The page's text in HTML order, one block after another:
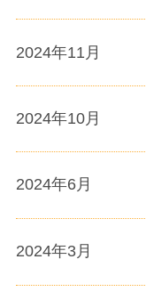
2024年11月
2024年10月
2024年6月
2024年3月